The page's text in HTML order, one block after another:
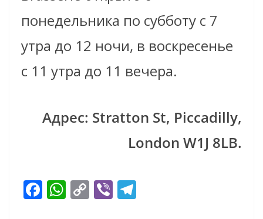
понедельника по субботу с 7
утра до 12 ночи, в воскресенье
с 11 утра до 11 вечера.
Адрес: Stratton St, Piccadilly,
London W1J 8LB.
F W C Vi